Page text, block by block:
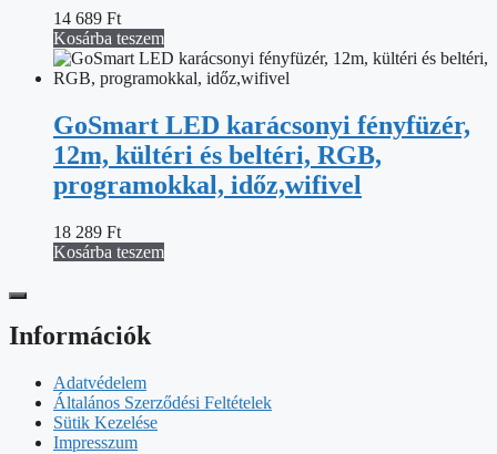
14 689 Ft
Kosárba teszem
GoSmart LED karácsonyi fényfüzér,
12m, kültéri és beltéri, RGB,
programokkal, időz,wifivel
18 289 Ft
Kosárba teszem
Információk
Adatvédelem
Általános Szerződési Feltételek
Sütik Kezelése
Impresszum